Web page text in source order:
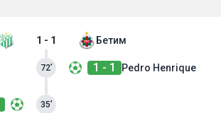
1 - 1 Бетим
35’
72’ 1 - 1 Pedro Henrique